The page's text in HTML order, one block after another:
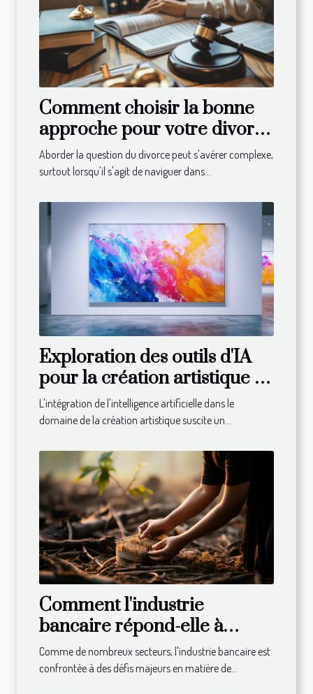
Comment choisir la bonne
approche pour votre divorce
en droit suisse
Aborder la question du divorce peut s'avérer complexe,
surtout lorsqu'il s'agit de naviguer dans...
Exploration des outils d'IA
pour la création artistique :
avantages et limites
L'intégration de l'intelligence artificielle dans le
domaine de la création artistique suscite un...
Comment l'industrie
bancaire répond-elle à
l'appel du développement
durable ?
Comme de nombreux secteurs, l'industrie bancaire est
confrontée à des défis majeurs en matière de...